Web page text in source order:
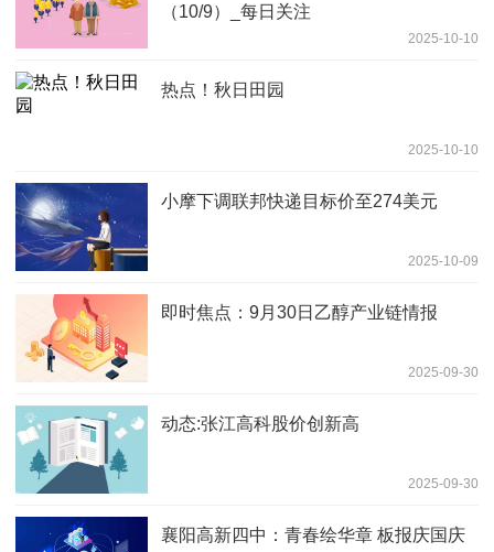
（10/9）_每日关注
2025-10-10
热点！秋日田园
2025-10-10
小摩下调联邦快递目标价至274美元
2025-10-09
即时焦点：9月30日乙醇产业链情报
2025-09-30
动态:张江高科股价创新高
2025-09-30
襄阳高新四中：青春绘华章 板报庆国庆